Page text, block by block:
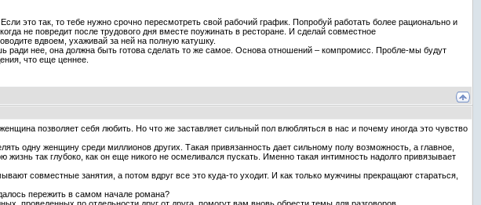
это так, то тебе нужно срочно пересмотреть свой рабочий график. Попробуй работать более рационально и
не повредит после трудового дня вместе поужинать в ресторане. И сделай совместное
вдвоем, ухаживай за ней на полную катушку.
нее, она должна быть готова сделать то же самое. Основа отношений – компромисс. Пробле-мы будут
что еще ценнее.
позволяет себя любить. Но что же заставляет сильный пол влюбляться в нас и почему иногда это чувство
одну женщину среди миллионов других. Такая привязанность дает сильному полу возможность, а главное,
так глубоко, как он еще никого не осмеливался пускать. Именно такая интимность надолго привязывает
совместные занятия, а потом вдруг все это куда-то уходит. И как только мужчины прекращают стараться,
пережить в самом начале романа?